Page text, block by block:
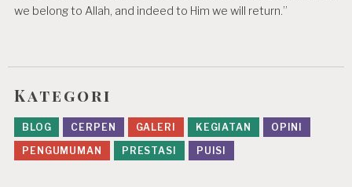
we belong to Allah, and indeed to Him we will return.”
Kategori
BLOG CERPEN GALERI KEGIATAN
OPINI
PENGUMUMAN
PRESTASI PUISI